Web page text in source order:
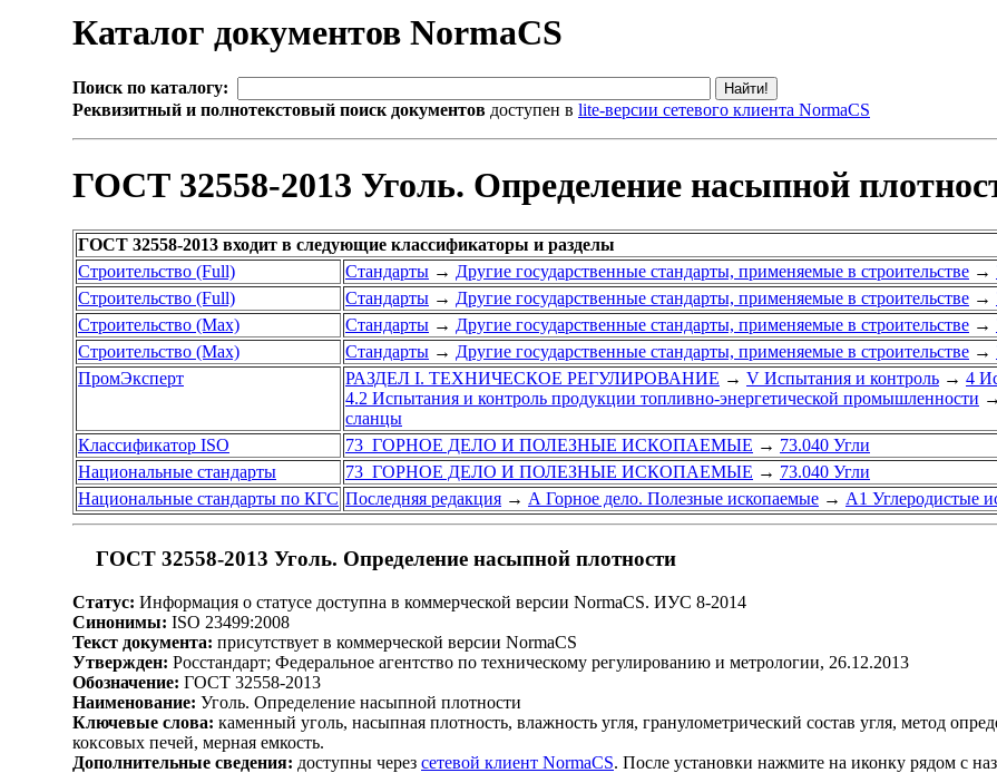
Каталог документов NormaCS
Поиск по каталогу:
Реквизитный и полнотекстовый поиск документов доступен в lite-версии сетевого клиента NormaCS
ГОСТ 32558-2013 Уголь. Определение насыпной
ГОСТ 32558-2013 входит в следующие классификаторы и разделы
Строительство (Full)
Стандарты → Другие государственные стандарты, применяемые в строительстве →
Строительство (Full)
Стандарты → Другие государственные стандарты, применяемые в строительстве →
Строительство (Max)
Стандарты → Другие государственные стандарты, применяемые в строительстве →
Строительство (Max)
Стандарты → Другие государственные стандарты, применяемые в строительстве →
ПромЭксперт
РАЗДЕЛ I. ТЕХНИЧЕСКОЕ РЕГУЛИРОВАНИЕ → V Испытания и контроль → 4
4.2 Испытания и контроль продукции топливно-энергетической промышленности →
сланцы
Классификатор ISO
73 ГОРНОЕ ДЕЛО И ПОЛЕЗНЫЕ ИСКОПАЕМЫЕ → 73.040 Угли
Национальные стандарты
73 ГОРНОЕ ДЕЛО И ПОЛЕЗНЫЕ ИСКОПАЕМЫЕ → 73.040 Угли
Национальные стандарты по КГС Последняя редакция → А Горное дело. Полезные ископаемые → А1 Углеродистые
ГОСТ 32558-2013 Уголь. Определение насыпной плотности
Статус: Информация о статусе доступна в коммерческой версии NormaCS. ИУС 8-2014
Синонимы: ISO 23499:2008
Текст документа: присутствует в коммерческой версии NormaCS
Утвержден: Росстандарт; Федеральное агентство по техническому регулированию и метрологии, 26.12.2013
Обозначение: ГОСТ 32558-2013
Наименование: Уголь. Определение насыпной плотности
Ключевые слова: каменный уголь, насыпная плотность, влажность угля, гранулометрический состав угля, метод
коксовых печей, мерная емкость.
Дополнительные сведения: доступны через сетевой клиент NormaCS. После установки нажмите на иконку рядом с